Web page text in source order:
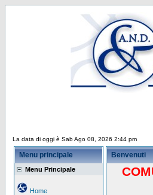
La data di oggi è Sab Ago 08, 2026 2:44 pm
Menu principale
Menu Principale
Home
Benvenuti